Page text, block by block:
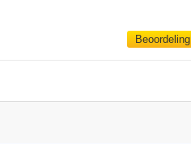
Beoordeling